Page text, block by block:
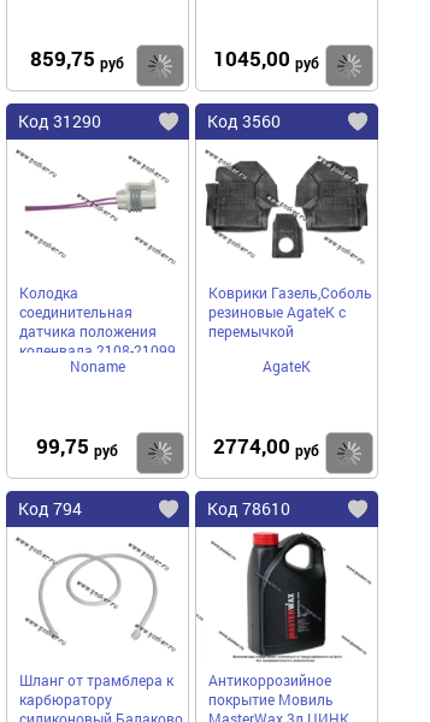
859,75 руб Купить
1045,00 руб
Код 31290
Колодка
соединительная
датчика положения
коленвала 2108-21099,
2110 и модNoname
99,75 руб Купить
Код 3560
Коврики Газель,Соболь
резиновые AgateK с
перемычкой
AgateK
2774,00 руб
Код 794
Шланг от трамблера к
карбюратору
силиконовый Балаково
Код 78610
Антикоррозийное
покрытие Мовиль
MasterWax 3л ЦИНК